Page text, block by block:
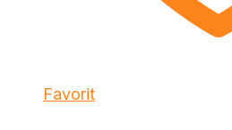
Favorit